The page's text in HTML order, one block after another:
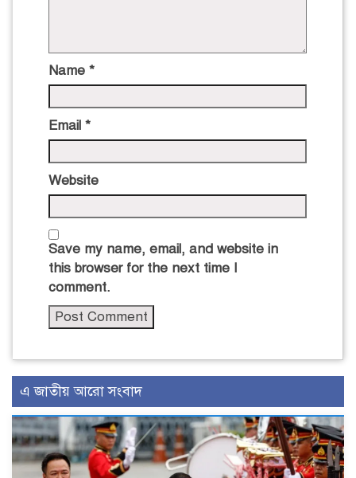
Name *
Email *
Website
Save my name, email, and website in
this browser for the next time I
comment.
এ জাতীয় আরো সংবাদ